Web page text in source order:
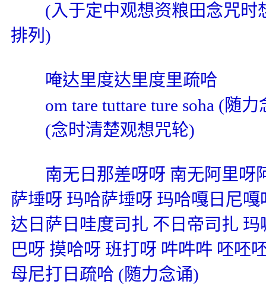
(入于定中观想资粮田念咒时
排列 )
唵达里度达里度里疏哈
om tare tuttare ture soha (随力
(念时清楚观想咒轮)
南无日那差呀呀 南无阿里呀
萨埵呀 玛哈萨埵呀 玛哈嘎日尼
达日萨日哇度司扎 不日帝司扎
巴呀 摸哈呀 班打呀 吽吽吽 呸呸
母尼打日疏哈 (随力念诵)